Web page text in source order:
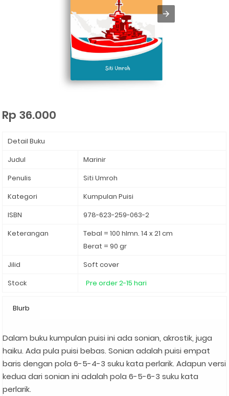
Rp 36.000
Detail Buku
Judul
Marinir ⁣
Penulis
Siti Umroh ⁣
Kategori
Kumpulan Puisi
ISBN
978-623-259-063-2
Keterangan
Tebal = 100 hlmn. 14 x 21 cm
Berat = 90 gr
Jilid
Soft cover
Stock
Pre order 2-15 hari
Blurb
Dalam buku kumpulan puisi ini ada sonian, akrostik, juga
haiku. Ada pula puisi bebas. Sonian adalah puisi empat
baris dengan pola 6-5-4-3 suku kata perlarik. Adapun versi
kedua dari sonian ini adalah pola 6-5-6-3 suku kata
perlarik.⁣